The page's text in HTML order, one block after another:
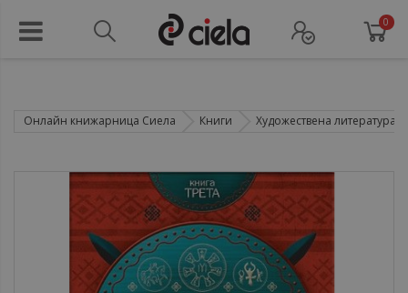
0
Онлайн книжарница Сиела Книги Художествена литература